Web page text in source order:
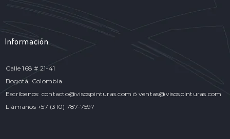
Información
Calle 168 # 21-41
Bogotá, Colombia
Escríbenos: contacto@visospinturas.com ó ventas@visospinturas.com
Llámanos +57 (310) 787-7597